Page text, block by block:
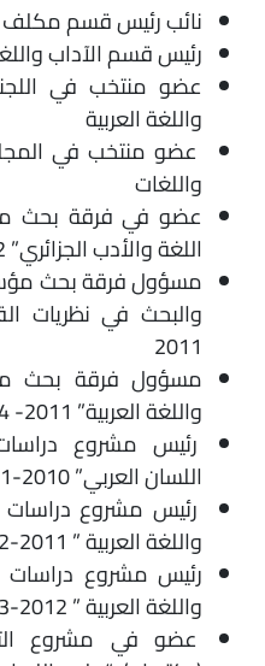
نائب رئيس قسم مكلف
رئيس قسم الآداب واللغة
عضو منتخب في
واللغة العربية
عضو منتخب في
واللغات
عضو في فرقة بحث
اللغة والأدب الجزائري” 2002-2006
مسؤول فرقة بحث
2011
مسؤول فرقة بحث
واللغة العربية” 2011- 2014
رئيس مشروع
اللسان العربي” 2010-2011
رئيس مشروع دراسات
واللغة العربية ” 2011-2012
رئيس مشروع دراسات
واللغة العربية ” 2012-2013
عضو في مشروع